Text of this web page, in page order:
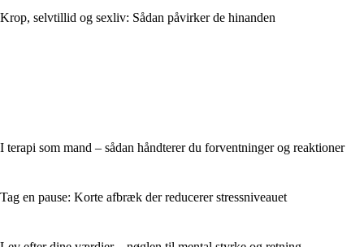
Krop, selvtillid og sexliv: Sådan påvirker de hinanden
I terapi som mand – sådan håndterer du forventninger og reaktioner
Tag en pause: Korte afbræk der reducerer stressniveauet